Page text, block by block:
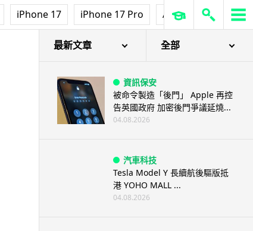
iPhone 17 iPhone 17 Pro AirPods Pro 3
最新文章 全部
資訊保安
被命令製造「後門」 Apple 再控
告英國政府 加密後門爭議延燒...
04.08.2026
汽車科技
Tesla Model Y 長續航後驅版抵
港 YOHO MALL ...
04.08.2026